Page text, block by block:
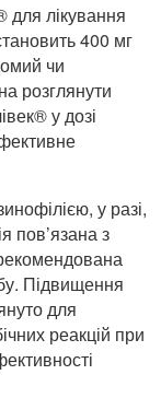
для лікування
400 мг
чи
розглянути
у дозі
у разі,
пов’язана з
Підвищення
для
реакцій при